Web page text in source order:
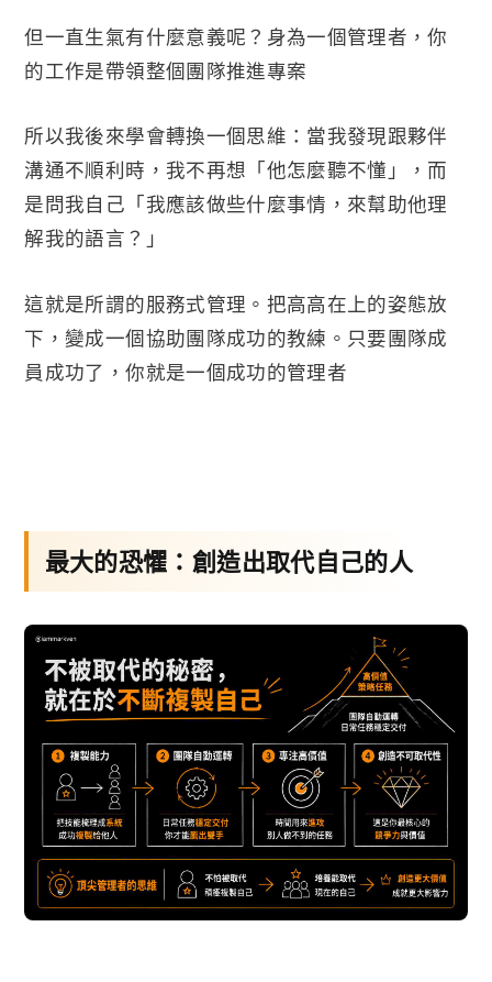
但一直生氣有什麼意義呢？身為一個管理者，你
的工作是帶領整個團隊推進專案
所以我後來學會轉換一個思維：當我發現跟夥伴
溝通不順利時，我不再想「他怎麼聽不懂」，而
是問我自己「我應該做些什麼事情，來幫助他理
解我的語言？」
這就是所謂的服務式管理。把高高在上的姿態放
下，變成一個協助團隊成功的教練。只要團隊成
員成功了，你就是一個成功的管理者
最大的恐懼：創造出取代自己的人